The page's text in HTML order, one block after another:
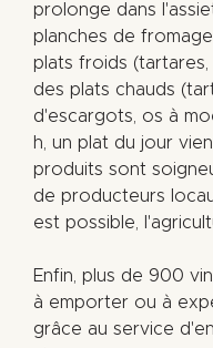
prolonge dans
planches de
plats froids (tartares,
des plats chauds
d'escargots, os à
h, un plat du jour
produits sont
de producteurs
est possible,
Enfin, plus de 900
à emporter ou à
grâce au service